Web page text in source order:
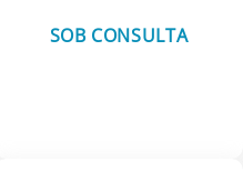
SOB CONSULTA